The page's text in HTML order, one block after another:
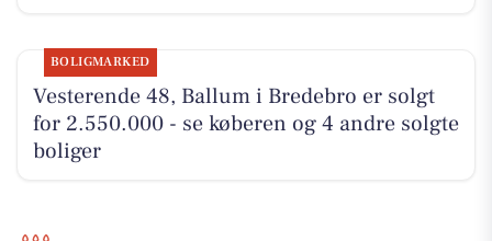
BOLIGMARKED
Vesterende 48, Ballum i Bredebro er solgt
for 2.550.000 - se køberen og 4 andre solgte
boliger